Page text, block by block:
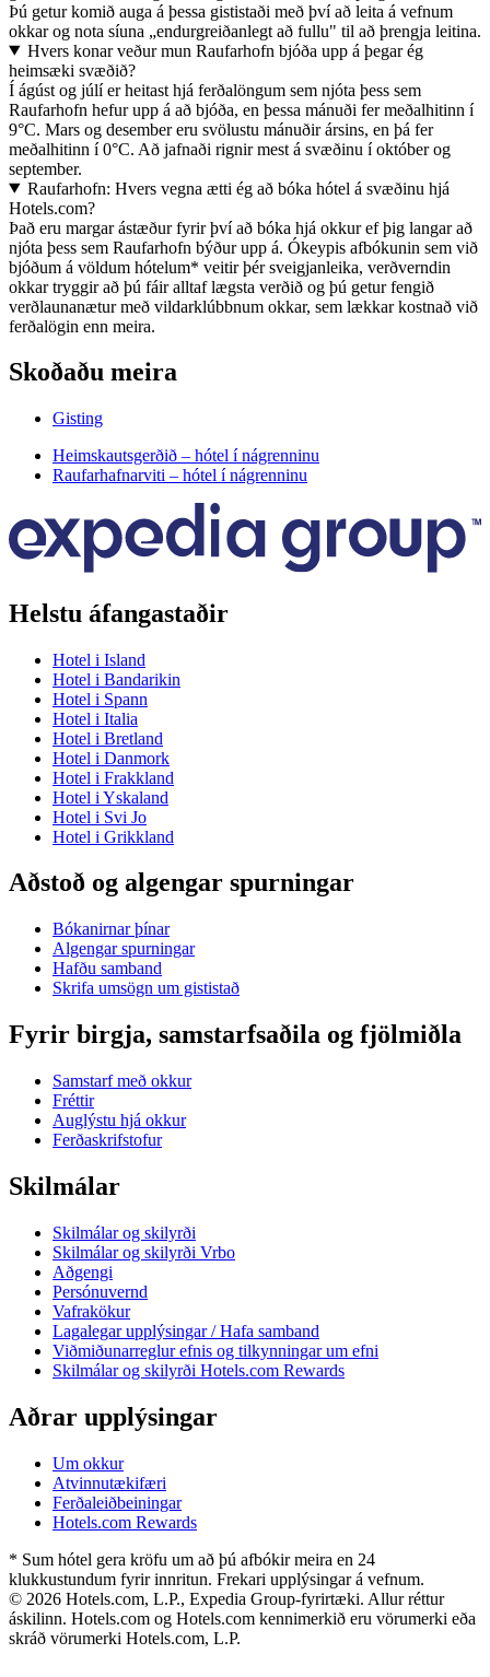
Þú getur komið auga á þessa gististaði með því að leita á vefnum
okkar og nota síuna „endurgreiðanlegt að fullu" til að þrengja leitina.
Hvers konar veður mun Raufarhofn bjóða upp á þegar ég
heimsæki svæðið?
Í ágúst og júlí er heitast hjá ferðalöngum sem njóta þess sem
Raufarhofn hefur upp á að bjóða, en þessa mánuði fer meðalhitinn í
9°C. Mars og desember eru svölustu mánuðir ársins, en þá fer
meðalhitinn í 0°C. Að jafnaði rignir mest á svæðinu í október og
september.
Raufarhofn: Hvers vegna ætti ég að bóka hótel á svæðinu hjá
Hotels.com?
Það eru margar ástæður fyrir því að bóka hjá okkur ef þig langar að
njóta þess sem Raufarhofn býður upp á. Ókeypis afbókunin sem við
bjóðum á völdum hótelum* veitir þér sveigjanleika, verðverndin
okkar tryggir að þú fáir alltaf lægsta verðið og þú getur fengið
verðlaunanætur með vildarklúbbnum okkar, sem lækkar kostnað við
ferðalögin enn meira.
Skoðaðu meira
Gisting
Heimskautsgerðið – hótel í nágrenninu
Raufarhafnarviti – hótel í nágrenninu
Helstu áfangastaðir
Hotel i Island
Hotel i Bandarikin
Hotel i Spann
Hotel i Italia
Hotel i Bretland
Hotel i Danmork
Hotel i Frakkland
Hotel i Yskaland
Hotel i Svi Jo
Hotel i Grikkland
Aðstoð og algengar spurningar
Bókanirnar þínar
Algengar spurningar
Hafðu samband
Skrifa umsögn um gististað
Fyrir birgja, samstarfsaðila og fjölmiðla
Samstarf með okkur
Fréttir
Auglýstu hjá okkur
Ferðaskrifstofur
Skilmálar
Skilmálar og skilyrði
Skilmálar og skilyrði Vrbo
Aðgengi
Persónuvernd
Vafrakökur
Lagalegar upplýsingar / Hafa samband
Viðmiðunarreglur efnis og tilkynningar um efni
Skilmálar og skilyrði Hotels.com Rewards
Aðrar upplýsingar
Um okkur
Atvinnutækifæri
Ferðaleiðbeiningar
Hotels.com Rewards
* Sum hótel gera kröfu um að þú afbókir meira en 24
klukkustundum fyrir innritun. Frekari upplýsingar á vefnum.
© 2026 Hotels.com, L.P., Expedia Group-fyrirtæki. Allur réttur
áskilinn. Hotels.com og Hotels.com kennimerkið eru vörumerki eða
skráð vörumerki Hotels.com, L.P.